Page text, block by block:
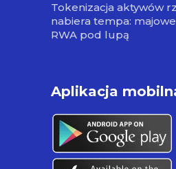
Tokenizacja aktywów
nabiera tempa:
RWA pod lupą
Aplikacja